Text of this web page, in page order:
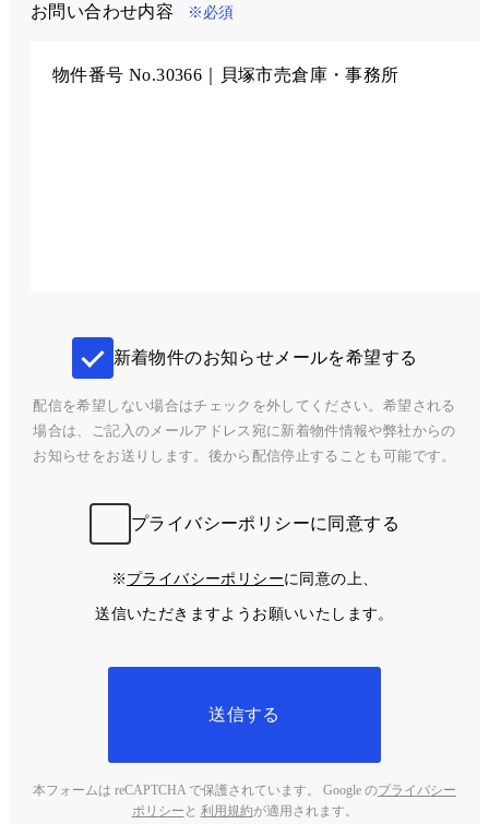
お問い合わせ内容 ※必須
新着物件のお知らせメールを希望する
配信を希望しない場合はチェックを外してください。希望される
場合は、ご記入のメールアドレス宛に新着物件情報や弊社からの
お知らせをお送りします。後から配信停止することも可能です。
プライバシーポリシーに同意する
※ プライバシーポリシーに同意の上、
送信いただきますようお願いいたします。
送信する
本フォームは reCAPTCHA で保護されています。 Google のプライバシー
ポリシー と 利用規約が適用されます。